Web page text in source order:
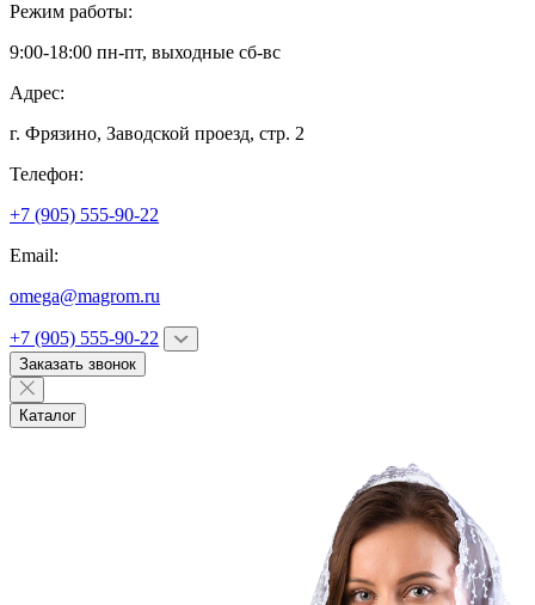
Режим работы:
9:00-18:00 пн-пт, выходные сб-вс
Адрес:
г. Фрязино, Заводской проезд, стр. 2
Телефон:
+7 (905) 555-90-22
Email:
omega@magrom.ru
+7 (905) 555-90-22
Заказать звонок
Каталог